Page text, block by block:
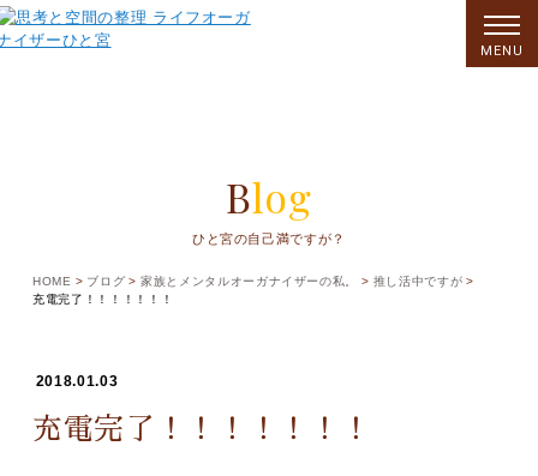
Blog
ひと宮の自己満ですが？
HOME ブログ 家族とメンタルオーガナイザーの私。
推し活中ですが
充電完了！！！！！！！
2018.01.03
充電完了！！！！！！！
MENU